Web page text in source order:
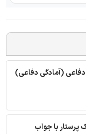
(آمادگی دفاعی)
با جواب